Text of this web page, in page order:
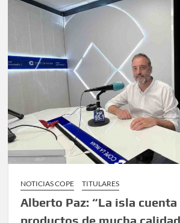
NOTICIAS COPE TITULARES
Alberto Paz: “La isla cuenta
productos de mucha calidad